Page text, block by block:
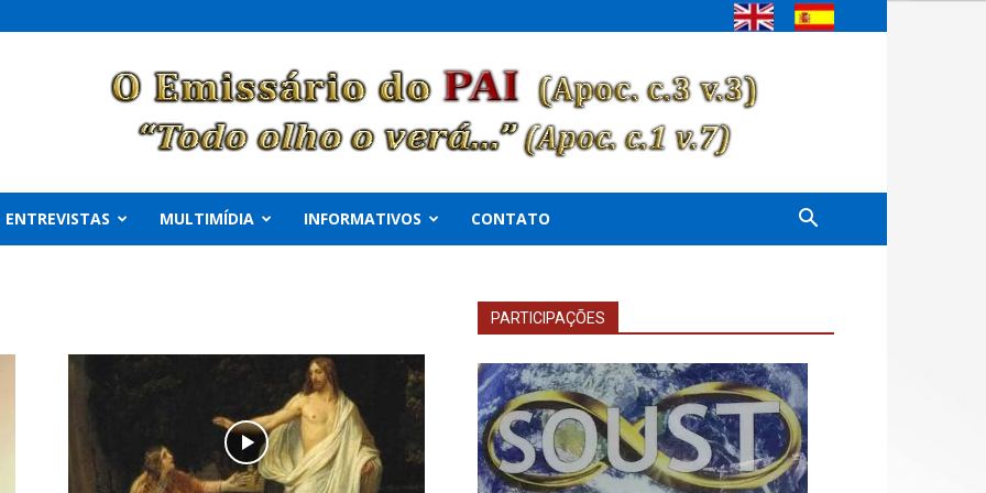
ENTREVISTAS MULTIMÍDIA INFORMATIVOS CONTATO
PARTICIPAÇÕES